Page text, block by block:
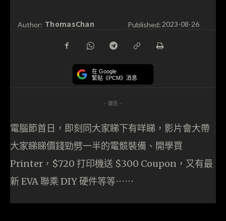
Author: ThomasChan Published:2023-08-26
在 Google
緊貼《PCM》消息
- 廣告 -
電腦節首日，即刻同大家睇下有咩睇，影片會大帶
大家睇睇價錢勁劈一半的電競裝備、開學買
Printer，$720 打印機送 $300 Coupon，又有最
新 EVA 聯乘 DIY 硬件等等⋯⋯